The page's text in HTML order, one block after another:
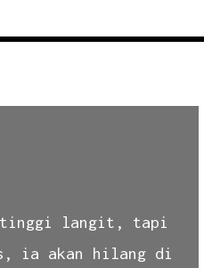
langit, tapi
ia akan hilang di